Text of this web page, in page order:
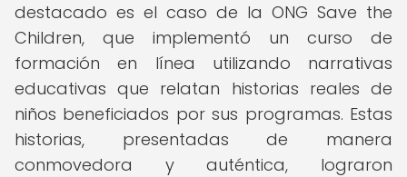
destacado es el caso de la ONG Save the
Children, que implementó un curso de
formación en línea utilizando narrativas
educativas que relatan historias reales de
niños beneficiados por sus programas. Estas
historias, presentadas de manera
conmovedora y auténtica, lograron